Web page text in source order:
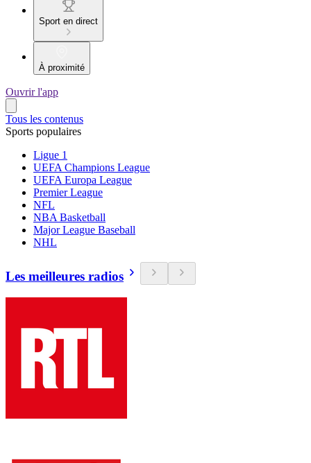
Sport en direct
À proximité
Ouvrir l'app
Tous les contenus
Sports populaires
Ligue 1
UEFA Champions League
UEFA Europa League
Premier League
NFL
NBA Basketball
Major League Baseball
NHL
Les meilleures radios